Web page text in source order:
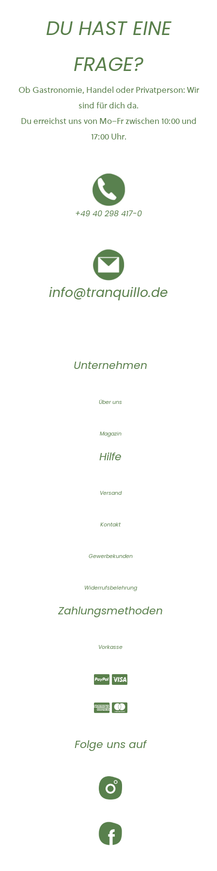
DU HAST EINE
FRAGE?
Ob Gastronomie, Handel oder Privatperson: Wir
sind für dich da.
Du erreichst uns von Mo–Fr zwischen 10:00 und
17:00 Uhr.
+49 40 298 417-0
info@tranquillo.de
Unternehmen
Über uns
Magazin
Hilfe
Versand
Kontakt
Gewerbekunden
Widerrufsbelehrung
Zahlungsmethoden
Vorkasse
Folge uns auf